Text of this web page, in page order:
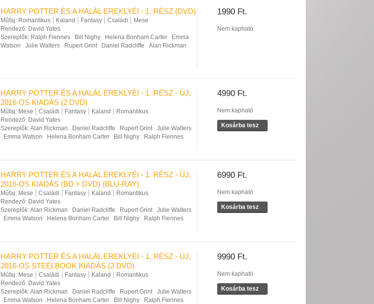
1990 Ft.
Nem kapható
HARRY POTTER ÉS A HALÁL EREKLYÉI - 1. RÉSZ (DVD)
Műfaj: Romantikus Kaland Fantasy Családi
Mese
Rendező: David Yates
Szereplők: Ralph Fiennes Bill Nighy Helena Bonham Carter
Emma
Watson
Julie Walters Rupert Grint Daniel Radcliffe Alan Rickman
4990 Ft.
Nem kapható
Kosárba tesz
HARRY POTTER ÉS A HALÁL EREKLYÉI - 1. RÉSZ - ÚJ,
2016-OS KIADÁS (2 DVD)
Műfaj: Mese Családi Fantasy Kaland
Romantikus
Rendező: David Yates
Szereplők:Alan Rickman Daniel Radcliffe Rupert Grint
Julie Walters
Emma Watson
Helena Bonham Carter Bill Nighy Ralph Fiennes
6990 Ft.
Nem kapható
Kosárba tesz
HARRY POTTER ÉS A HALÁL EREKLYÉI - 1. RÉSZ - ÚJ,
2016-OS KIADÁS (BD + DVD) (BLU-RAY)
Műfaj: Mese Családi Fantasy Kaland
Romantikus
Rendező: David Yates
Szereplők:Alan Rickman Daniel Radcliffe Rupert Grint
Julie Walters
Emma Watson
Helena Bonham Carter Bill Nighy Ralph Fiennes
9990 Ft.
Nem kapható
Kosárba tesz
HARRY POTTER ÉS A HALÁL EREKLYÉI - 1. RÉSZ - ÚJ,
2016-OS STEELBOOK KIADÁS (2 DVD)
Műfaj: Mese Családi Fantasy Kaland
Romantikus
Rendező: David Yates
Szereplők:Alan Rickman Daniel Radcliffe Rupert Grint
Julie Walters
Emma Watson
Helena Bonham Carter Bill Nighy Ralph Fiennes